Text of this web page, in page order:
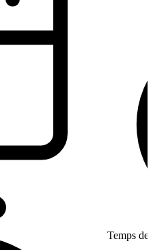
Temps de